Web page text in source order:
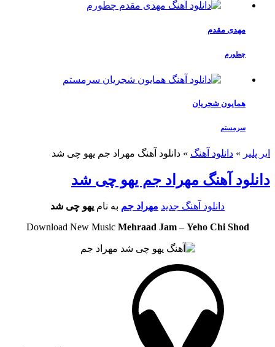
مهدی مقدم
چطورم
همایون شجریان
سرمستم
ایر پلیر » دانلود آهنگ » دانلود آهنگ مهراد جم یهو چی شد
دانلود آهنگ مهراد جم یهو چی شد
دانلود آهنگ جدید مهراد جم به نام یهو چی شد
Download New Music Mehraad Jam– Yeho Chi Shod